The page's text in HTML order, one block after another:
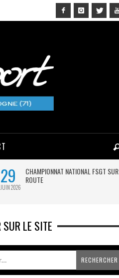
29
JUIN 2026
CHAMPIONNAT NATIONAL FSGT SUR
ROUTE
SUR LE SITE